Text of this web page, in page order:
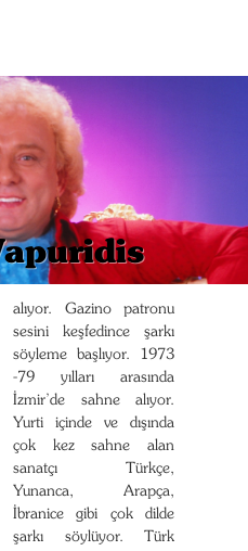
alıyor. Gazino patronu
sesini keşfedince şarkı
söyleme başlıyor. 1973
-79 yılları arasında
İzmir’de sahne alıyor.
Yurti içinde ve dışında
çok kez sahne alan
sanatçı Türkçe,
Yunanca, Arapça,